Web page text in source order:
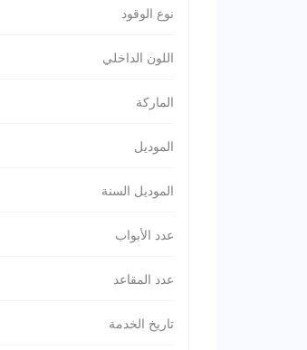
نوع الوقود
اللون الداخلي
الماركة
الموديل
الموديل السنة
عدد الأبواب
عدد المقاعد
تاريخ الخدمة